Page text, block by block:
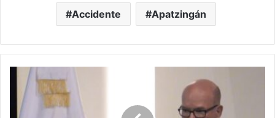
Accidente Apatzingán
Reconoce
Industria
Automotriz